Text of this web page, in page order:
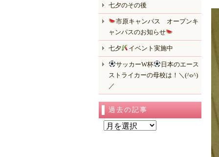
七夕のその後
市原キャンパス オープンキ
ャンパスのお知らせ
七夕 イベント実施中
サッカーW杯
日本のエース
ストライカーの母校は！＼(^o^)
／
過去の記事